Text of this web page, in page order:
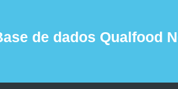
de dados Qualfood